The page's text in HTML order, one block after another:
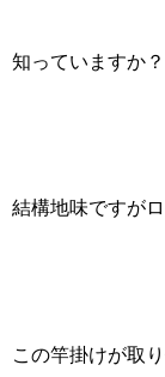
知っていますか？
結構地味ですが
この竿掛けが取